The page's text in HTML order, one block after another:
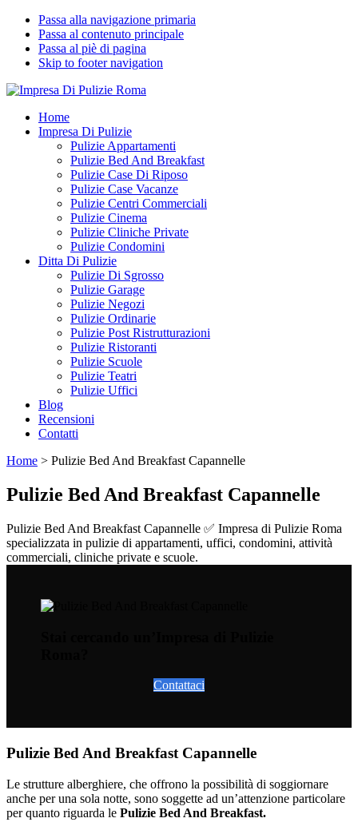
Passa alla navigazione primaria
Passa al contenuto principale
Passa al piè di pagina
Skip to footer navigation
Impresa Di Pulizie Roma
✅ Abitazioni e Attività Commerciali
Home
Impresa Di Pulizie
Pulizie Appartamenti
Pulizie Bed And Breakfast
Pulizie Case Di Riposo
Pulizie Case Vacanze
Pulizie Centri Commerciali
Pulizie Cinema
Pulizie Cliniche Private
Pulizie Condomini
Ditta Di Pulizie
Pulizie Di Sgrosso
Pulizie Garage
Pulizie Negozi
Pulizie Ordinarie
Pulizie Post Ristrutturazioni
Pulizie Ristoranti
Pulizie Scuole
Pulizie Teatri
Pulizie Uffici
Blog
Recensioni
Contatti
Home > Pulizie Bed And Breakfast Capannelle
Pulizie Bed And Breakfast Capannelle
Pulizie Bed And Breakfast Capannelle ✅ Impresa di Pulizie Roma
specializzata in pulizie di appartamenti, uffici, condomini, attività
commerciali, cliniche private e scuole.
Contattaci
Pulizie Bed And Breakfast Capannelle
Le strutture alberghiere, che offrono la possibilità di soggiornare
anche per una sola notte, sono soggette ad un’attenzione particolare
per quanto riguarda le Pulizie Bed And Breakfast.